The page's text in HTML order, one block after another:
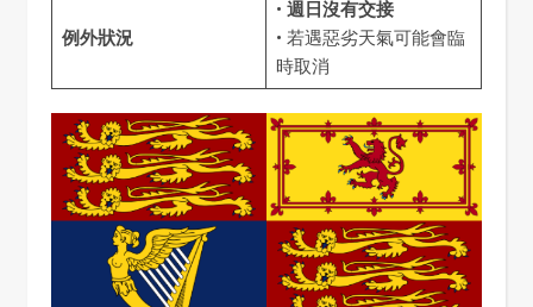
例外狀況
• 週日沒有交接
• 若遇惡劣天氣可能會臨
時取消